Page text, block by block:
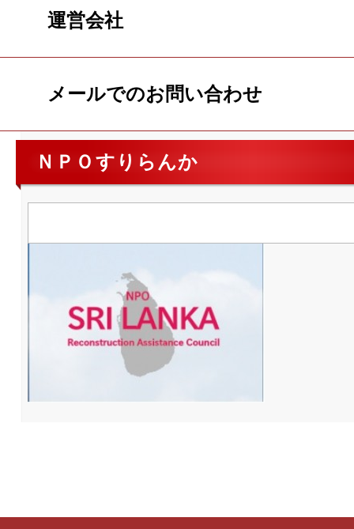
運営会社
メールでのお問い合わせ
ＮＰＯすりらんか